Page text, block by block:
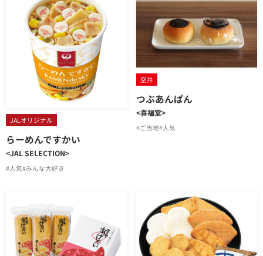
JALオリジナル
らーめんですかい
<JAL SELECTION>
#人気#みんな大好き
空弁
つぶあんぱん
<喜福堂>
#ご当地#人気